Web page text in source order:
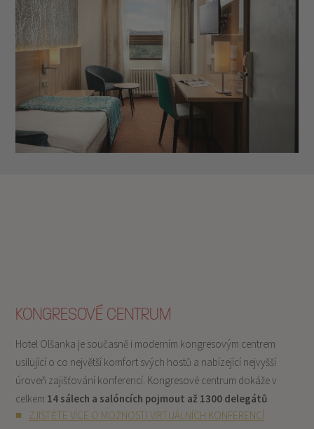
VÍCE INFORMACÍ od 3 600 CZK
KONGRESOVÉ CENTRUM
Hotel Olšanka je současně i moderním kongresovým centrem
usilující o co největší komfort svých hostů a nabízející nejvyšší
úroveň zajišťování konferencí. Kongresové centrum dokáže v
celkem14 sálech a salóncích pojmout až 1300 delegátů